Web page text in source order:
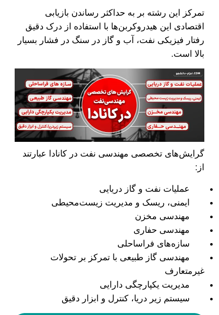
تمرکز این رشته بر به حداکثر رساندن بازیابی
اقتصادی این هیدروکربن‌ها با استفاده از درک دقیق
رفتار فیزیکی نفت، آب و گاز در سنگ در فشار بسیار
بالا است.
گرایش‌های تخصصی مهندسی نفت در کانادا عبارتند
از:
عملیات نفت و گاز دریایی
ایمنی، ریسک و مدیریت زیست‌محیطی
مهندسی مخزن
مهندسی حفاری
سازه‌های فراساحلی
مهندسی گاز طبیعی با تمرکز بر تحولات
غیرمتعارف
مدیریت یکپارچگی دارایی
سیستم زیر دریا، کنترل و ابزار دقیق